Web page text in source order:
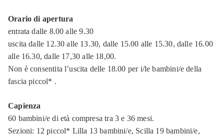
Orario di apertura
entrata dalle 8.00 alle 9.30
uscita dalle 12.30 alle 13.30, dalle 15.00 alle 15.30, dalle 16.00
alle 16.30, dalle 17,30 alle 18,00.
Non è consentita l’uscita delle 18.00 per i/le bambini/e della
fascia piccol* .
Capienza
60 bambini/e di età compresa tra 3 e 36 mesi.
Sezioni: 12 piccol* Lilla 13 bambini/e, Scilla 19 bambini/e,